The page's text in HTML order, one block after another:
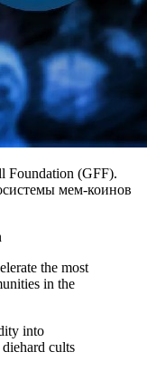
Foundation (GFF).
мем-коинов
the most
in the
into
cults